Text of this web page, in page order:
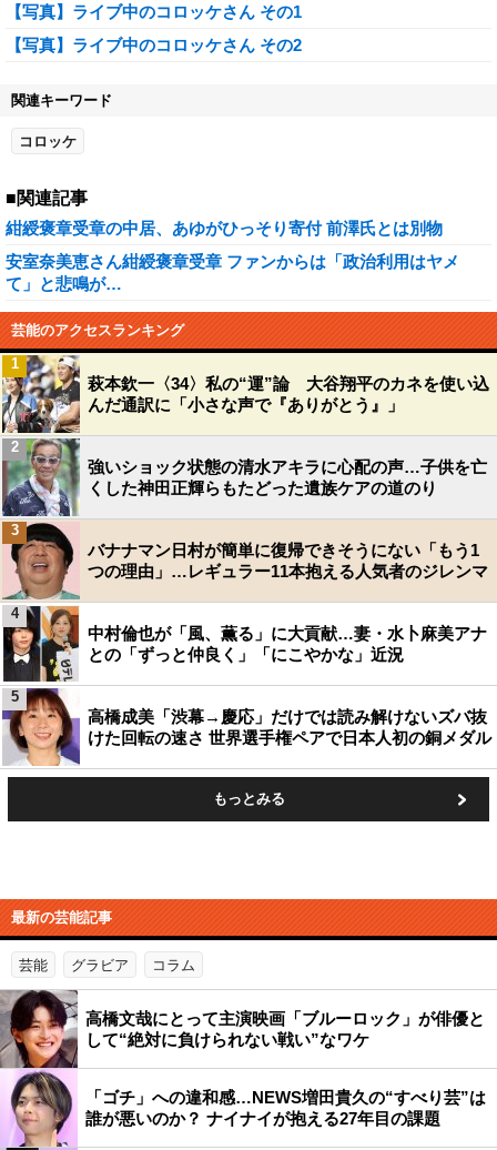
【写真】ライブ中のコロッケさん その1
【写真】ライブ中のコロッケさん その2
関連キーワード
コロッケ
■関連記事
紺綬褒章受章の中居、あゆがひっそり寄付 前澤氏とは別物
安室奈美恵さん紺綬褒章受章 ファンからは「政治利用はヤメ
て」と悲鳴が…
芸能のアクセスランキング
萩本欽一〈34〉私の“運”論 大谷翔平のカネを使い込
んだ通訳に「小さな声で『ありがとう』」
1
強いショック状態の清水アキラに心配の声…子供を亡
くした神田正輝らもたどった遺族ケアの道のり
2
バナナマン日村が簡単に復帰できそうにない「もう1
つの理由」…レギュラー11本抱える人気者のジレンマ
3
中村倫也が「風、薫る」に大貢献…妻・水卜麻美アナ
との「ずっと仲良く」「にこやかな」近況
4
高橋成美「渋幕→慶応」だけでは読み解けないズバ抜
けた回転の速さ 世界選手権ペアで日本人初の銅メダル
5
もっとみる
最新の芸能記事
芸能 グラビア コラム
高橋文哉にとって主演映画「ブルーロック」が俳優と
して“絶対に負けられない戦い”なワケ
「ゴチ」への違和感…NEWS増田貴久の“すべり芸”は
誰が悪いのか？ ナイナイが抱える27年目の課題